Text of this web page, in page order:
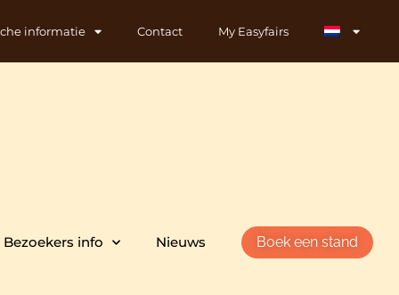
informatie Contact My Easyfairs
Bezoekers info Nieuws Boek een stand